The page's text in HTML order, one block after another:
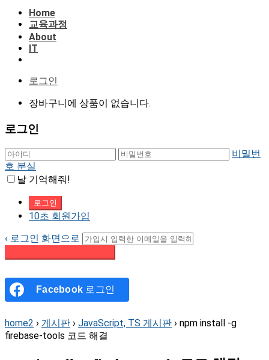
Home
교육과정
About
IT
로그인
장바구니에 상품이 없습니다.
로그인
비밀번
호 분실
날 기억해줘!
10초 회원가입
‹ 로그인 화면으로
Facebook 로그인
home2 › 게시판 › JavaScript, TS 게시판 › npm install -g
firebase-tools 코드 해결